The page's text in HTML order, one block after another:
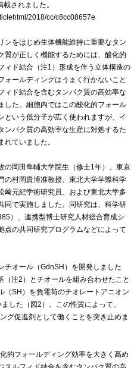
されました。
2018/cc/c8cc08657e
ンをはじめ生体機能維持に重要なタン
質が正しく機能するためには、酸化的
ィド結合（注1）形成を伴う立体構造の
ォールディングはうまく行かないこと
ィド結合を含むタンパク質の高効率な
した。細胞内ではこの酸化的フォール
という低分子が広く使われますが、イ
ンパク質の高効率な生産に対処するた
ていました。
の岡田隼輔大学院生（修士1年）、東京
の村岡貴博准教授、東北大学学際科学
﨑元紀学術研究員、および東北大学多
同で実施しました。同研究は、科学研
）、連携型博士研究人材総合育成シ
点の共同研究プログラムなどによって
チオール（GdnSH）を開発しました
（注2）とチオールを組み合わせたこと
（SH）を負電荷のチオレートアニオン
した（図2）。この性質によって、
グ促進剤として働くことを突き止めま
的フォールディング効率を大きく高め